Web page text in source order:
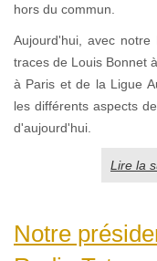
hors du commun.
Aujourd'hui, avec notre
traces de Louis Bonnet
à Paris et de la Ligue
les différents aspects
d'aujourd'hui.
Lire la
Notre